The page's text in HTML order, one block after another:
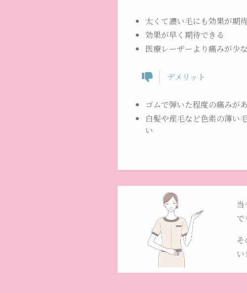
太くて濃い毛にも効果が期
効果が早く期待できる
医療レーザーより痛みが少
デメリット
ゴムで弾いた程度の痛みが
白髪や産毛など色素の薄い
い
当
で
そ
い